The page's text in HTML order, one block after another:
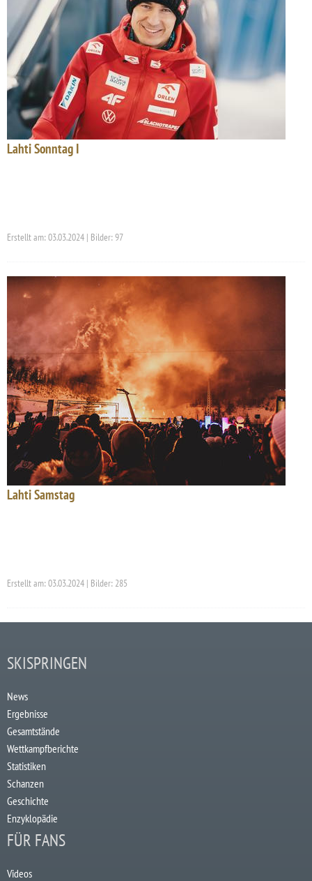
Lahti Sonntag I
Erstellt am: 03.03.2024 | Bilder: 97
Lahti Samstag
Erstellt am: 03.03.2024 | Bilder: 285
SKISPRINGEN
News
Ergebnisse
Gesamtstände
Wettkampfberichte
Statistiken
Schanzen
Geschichte
Enzyklopädie
FÜR FANS
Videos